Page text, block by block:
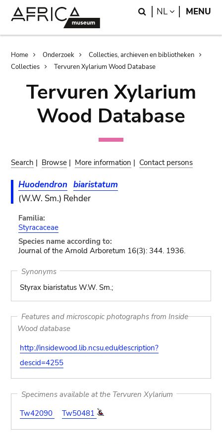
Search
NL LANGUAGE
MENU
Breadcrumb
Home Onderzoek
Collecties, archieven en bibliotheken
Collecties
Tervuren Xylarium Wood Database
Tervuren Xylarium
Wood Database
Search | Browse | More information | Contact persons
Huodendron biaristatum
(W.W. Sm.) Rehder
Familia:
Styracaceae
Species name according to:
Journal of the Arnold Arboretum 16(3): 344. 1936.
Synonyms
Styrax biaristatus W.W. Sm.;
Features and microscopic photographs from Inside
Wood database
http://insidewood.lib.ncsu.edu/description?
descid=4255
Specimens available at the Tervuren Xylarium
Tw42090
Tw50481